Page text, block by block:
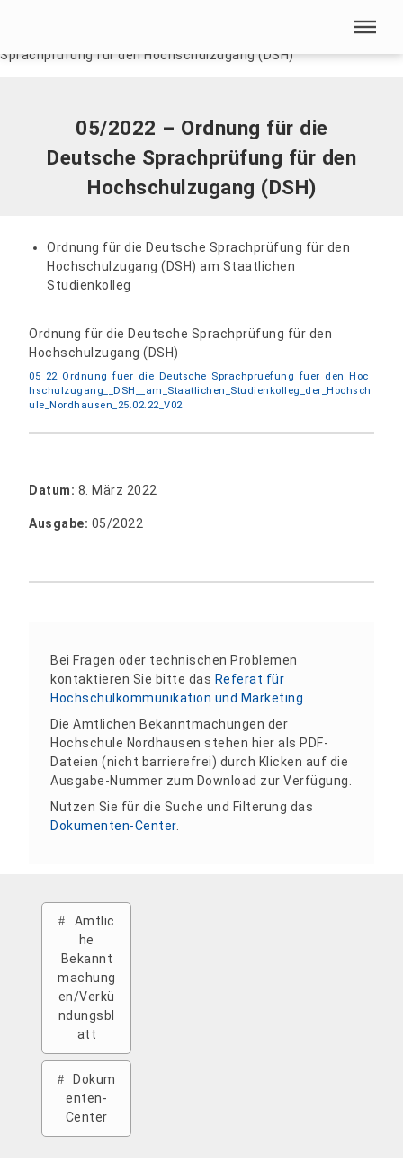
Menü überspringen
Sprachprüfung für den Hochschulzugang (DSH)
05/2022 – Ordnung für die
Deutsche Sprachprüfung für den
Hochschulzugang (DSH)
Ordnung für die Deutsche Sprachprüfung für den
Hochschulzugang (DSH) am Staatlichen
Studienkolleg
Ordnung für die Deutsche Sprachprüfung für den
Hochschulzugang (DSH)
05_22_Ordnung_fuer_die_Deutsche_Sprachpruefung_fuer_den_Hoc
hschulzugang__DSH__am_Staatlichen_Studienkolleg_der_Hochsch
ule_Nordhausen_25.02.22_V02
Datum: 8. März 2022
Ausgabe: 05/2022
Bei Fragen oder technischen Problemen
kontaktieren Sie bitte das Referat für
Hochschulkommunikation und Marketing
Die Amtlichen Bekanntmachungen der
Hochschule Nordhausen stehen hier als PDF-
Dateien (nicht barrierefrei) durch Klicken auf die
Ausgabe-Nummer zum Download zur Verfügung.
Nutzen Sie für die Suche und Filterung das
Dokumenten-Center.
Amtlic
he
Bekannt
machung
en/Verkü
ndungsbl
att
Dokum
enten-
Center